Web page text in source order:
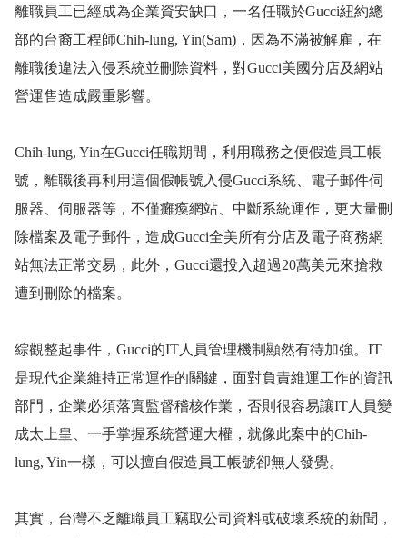
離職員工已經成為企業資安缺口，一名任職於Gucci紐約總
部的台裔工程師Chih-lung, Yin(Sam)，因為不滿被解雇，在
離職後違法入侵系統並刪除資料，對Gucci美國分店及網站
營運售造成嚴重影響。
Chih-lung, Yin在Gucci任職期間，利用職務之便假造員工帳
號，離職後再利用這個假帳號入侵Gucci系統、電子郵件伺
服器、伺服器等，不僅癱瘓網站、中斷系統運作，更大量刪
除檔案及電子郵件，造成Gucci全美所有分店及電子商務網
站無法正常交易，此外， Gucci還投入超過20萬美元來搶救
遭到刪除的檔案。
綜觀整起事件， Gucci的IT人員管理機制顯然有待加強。 IT
是現代企業維持正常運作的關鍵，面對負責維運工作的資訊
部門，企業必須落實監督稽核作業，否則很容易讓IT人員變
成太上皇、一手掌握系統營運大權，就像此案中的Chih-
lung, Yin一樣，可以擅自假造員工帳號卻無人發覺。
其實，台灣不乏離職員工竊取公司資料或破壞系統的新聞，